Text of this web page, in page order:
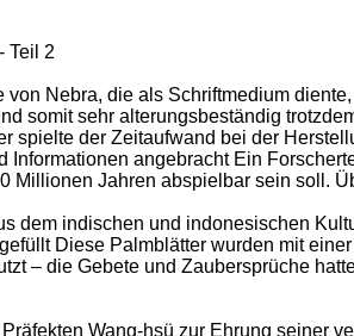
Teil 2
von Nebra, die als Schriftmedium
somit sehr alterungsbeständig
spielte der Zeitaufwand bei der
Informationen angebracht Ein
Millionen Jahren abspielbar sein soll.
dem indischen und indonesischen
Diese Palmblätter wurden mit
– die Gebete und Zaubersprüche
Wang-hsü zur Ehrung seiner